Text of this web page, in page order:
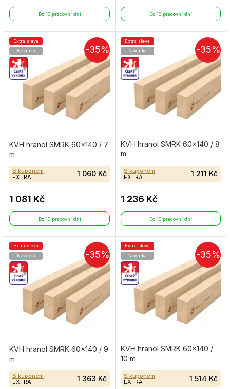
Do 10 pracovní dní Do 10 pracovní dní
-35%
Extra sleva
Novinka
KVH hranol SMRK 60×140 / 7
m
S kuponem
EXTRA
1 060 Kč
1 081 Kč
Do 10 pracovní dní
-35%
Extra sleva
Novinka
KVH hranol SMRK 60×140 / 8
m
S kuponem
EXTRA
1 211 Kč
1 236 Kč
Do 10 pracovní dní
-35%
Extra sleva
Novinka
KVH hranol SMRK 60×140 / 9
m
S kuponem
EXTRA
1 363 Kč
-35%
Extra sleva
Novinka
KVH hranol SMRK 60×140 /
10 m
S kuponem
EXTRA
1 514 Kč